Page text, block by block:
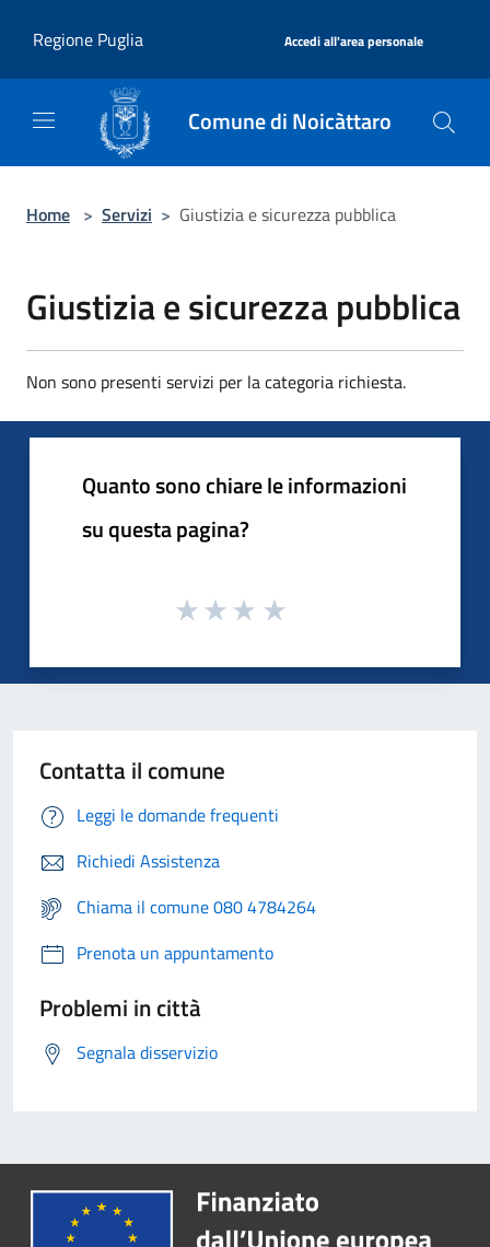
Regione Puglia
Accedi all'area personale
Comune di Noicàttaro
Home > Servizi > Giustizia e sicurezza pubblica
Giustizia e sicurezza pubblica
Non sono presenti servizi per la categoria richiesta.
Quanto sono chiare le informazioni
su questa pagina?
Contatta il comune
Leggi le domande frequenti
Richiedi Assistenza
Chiama il comune 080 4784264
Prenota un appuntamento
Problemi in città
Segnala disservizio